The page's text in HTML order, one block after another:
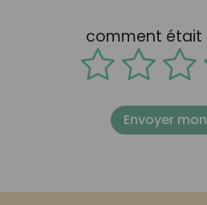
comment était
Envoyer